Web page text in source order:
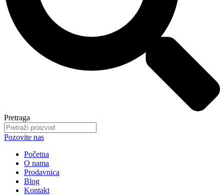
Pretraga
Pozovite nas
Početna
O nama
Prodavnica
Blog
Kontakt